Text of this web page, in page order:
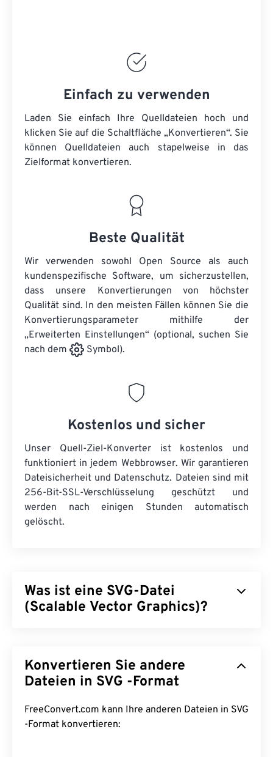
Einfach zu verwenden
Laden Sie einfach Ihre Quelldateien hoch und
klicken Sie auf die Schaltfläche „Konvertieren“. Sie
können Quelldateien auch stapelweise in das
Zielformat konvertieren.
Beste Qualität
Wir verwenden sowohl Open Source als auch
kundenspezifische Software, um sicherzustellen,
dass unsere Konvertierungen von höchster
Qualität sind. In den meisten Fällen können Sie die
Konvertierungsparameter mithilfe der
„Erweiterten Einstellungen“ (optional, suchen Sie
nach dem
Symbol).
Kostenlos und sicher
Unser Quell-Ziel-Konverter ist kostenlos und
funktioniert in jedem Webbrowser. Wir garantieren
Dateisicherheit und Datenschutz. Dateien sind mit
256-Bit-SSL-Verschlüsselung geschützt und
werden nach einigen Stunden automatisch
gelöscht.
Was ist eine SVG-Datei
(Scalable Vector Graphics)?
basierendes Dateiformat. Es basiert auf der
Extensible Markup Language (XML
Animationen. Der Hauptvorteil einer SVG-Datei ist,
wie der Name schon sagt, ihre Skalierbarkeit. Die
Konvertieren Sie andere
Dateien in SVG -Format
FreeConvert.com kann Ihre anderen Dateien in SVG
-Format konvertieren: